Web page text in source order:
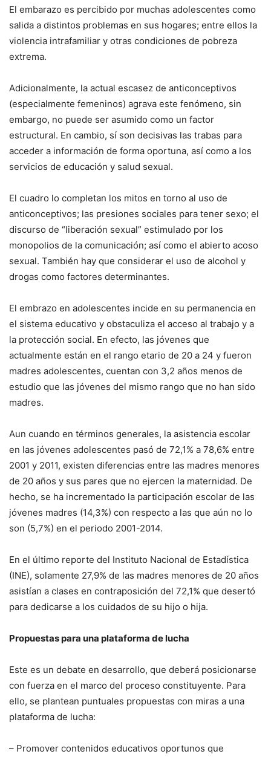
El embarazo es percibido por muchas adolescentes como
salida a distintos problemas en sus hogares; entre ellos la
violencia intrafamiliar y otras condiciones de pobreza
extrema.
Adicionalmente, la actual escasez de anticonceptivos
(especialmente femeninos) agrava este fenómeno, sin
embargo, no puede ser asumido como un factor
estructural. En cambio, sí son decisivas las trabas para
acceder a información de forma oportuna, así como a los
servicios de educación y salud sexual.
El cuadro lo completan los mitos en torno al uso de
anticonceptivos; las presiones sociales para tener sexo; el
discurso de “liberación sexual” estimulado por los
monopolios de la comunicación; así como el abierto acoso
sexual. También hay que considerar el uso de alcohol y
drogas como factores determinantes.
El embrazo en adolescentes incide en su permanencia en
el sistema educativo y obstaculiza el acceso al trabajo y a
la protección social. En efecto, las jóvenes que
actualmente están en el rango etario de 20 a 24 y fueron
madres adolescentes, cuentan con 3,2 años menos de
estudio que las jóvenes del mismo rango que no han sido
madres.
Aun cuando en términos generales, la asistencia escolar
en las jóvenes adolescentes pasó de 72,1% a 78,6% entre
2001 y 2011, existen diferencias entre las madres menores
de 20 años y sus pares que no ejercen la maternidad. De
hecho, se ha incrementado la participación escolar de las
jóvenes madres (14,3%) con respecto a las que aún no lo
son (5,7%) en el periodo 2001-2014.
En el último reporte del Instituto Nacional de Estadística
(INE), solamente 27,9% de las madres menores de 20 años
asistían a clases en contraposición del 72,1% que desertó
para dedicarse a los cuidados de su hijo o hija.
Propuestas para una plataforma de lucha
Este es un debate en desarrollo, que deberá posicionarse
con fuerza en el marco del proceso constituyente. Para
ello, se plantean puntuales propuestas con miras a una
plataforma de lucha:
– Promover contenidos educativos oportunos que